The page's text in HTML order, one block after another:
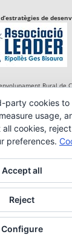
de
Rural de
party cookies to
usage,
cookies,
preferences.
Accept all
Reject
Configure